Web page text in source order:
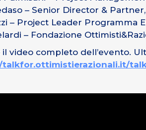
– Senior Director &
– Project Leader Programma
– Fondazione
il video completo dell’evento.